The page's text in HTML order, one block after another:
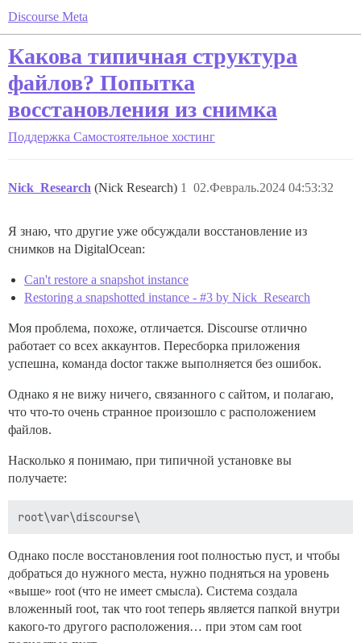
Discourse Meta
Какова типичная структура
файлов? Попытка
восстановления из снимка
Поддержка Самостоятельное хостинг
Nick_Research (Nick Research) 02.Февраль.2024 04:53:32
1
Я знаю, что другие уже обсуждали восстановление из
снимков на DigitalOcean:
Can't restore a snapshot instance
Restoring a snapshotted instance - #3 by Nick_Research
Моя проблема, похоже, отличается. Discourse отлично
работает со всех аккаунтов. Пересборка приложения
успешна, команда doctor также выполняется без ошибок.
Однако я не вижу ничего, связанного с сайтом, и полагаю,
что что-то очень странное произошло с расположением
файлов.
Насколько я понимаю, при типичной установке вы
получаете:
Однако после восстановления root полностью пуст, и чтобы
добраться до нужного места, нужно подняться на уровень
«выше» root (что не имеет смысла). Система создала
вложенный root, так что root теперь является папкой внутри
какого-то другого расположения… при этом сам root